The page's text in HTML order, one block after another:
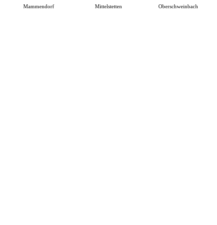
Mammendorf Mittelstetten Oberschweinbach